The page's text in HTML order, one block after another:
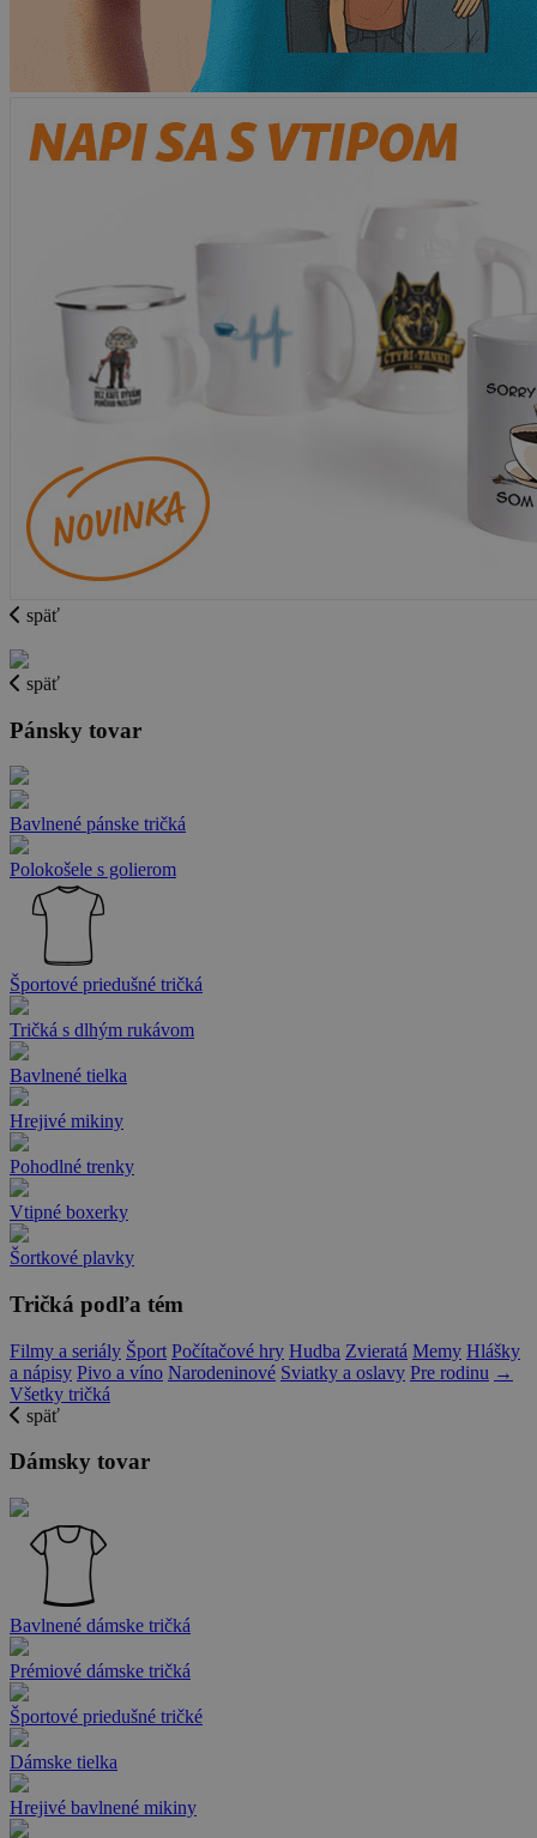
späť
späť
Pánsky tovar
Bavlnené pánske tričká
Polokošele s golierom
Športové priedušné tričká
Tričká s dlhým rukávom
Bavlnené tielka
Hrejivé mikiny
Pohodlné trenky
Vtipné boxerky
Šortkové plavky
Tričká podľa tém
Filmy a seriály Šport Počítačové hry Hudba Zvieratá Memy Hlášky
a nápisy Pivo a víno Narodeninové Sviatky a oslavy Pre rodinu →
Všetky tričká
späť
Dámsky tovar
Bavlnené dámske tričká
Prémiové dámske tričká
Športové priedušné tričké
Dámske tielka
Hrejivé bavlnené mikiny